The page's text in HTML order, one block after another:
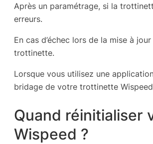
Après un paramétrage, si la
erreurs.
En cas d’échec lors de la mise à
trottinette.
Lorsque vous utilisez une
bridage de votre trottinette
Quand réinitialiser
Wispeed ?